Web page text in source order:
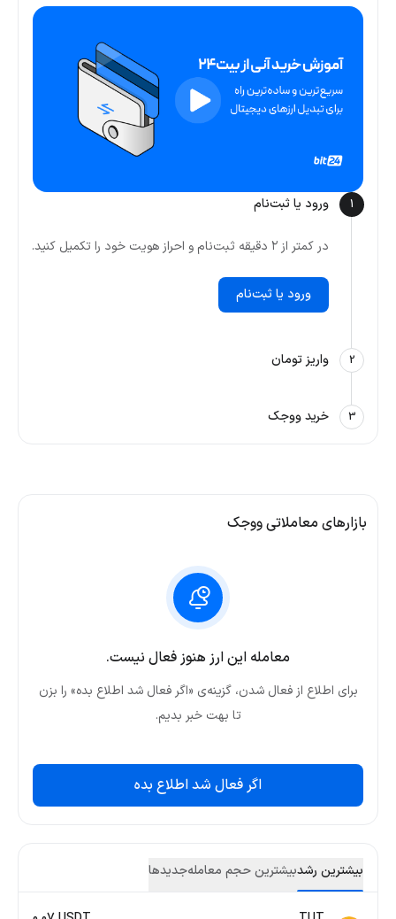
1 ورود یا ثبت‌نام
در کمتر از ۲ دقیقه ثبت‌نام و احراز هویت خود را تکمیل کنید.
ورود یا ثبت‌نام
2 واریز تومان
3 خرید ووجک
بازارهای معاملاتی ووجک
معامله این ارز هنوز فعال نیست.
برای اطلاع از فعال شدن، گزینه‌ی «اگر فعال شد اطلاع بده» را بزن
تا بهت خبر بدیم.
اگر فعال شد اطلاع بده
بیشترین رشدبیشترین حجم معاملهجدید‌ها